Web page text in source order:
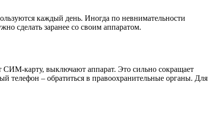
каждый день. Иногда по невнимательности
сделать заранее со своим аппаратом.
СИМ-карту, выключают аппарат. Это сильно сокращает
телефон – обратиться в правоохранительные органы. Для